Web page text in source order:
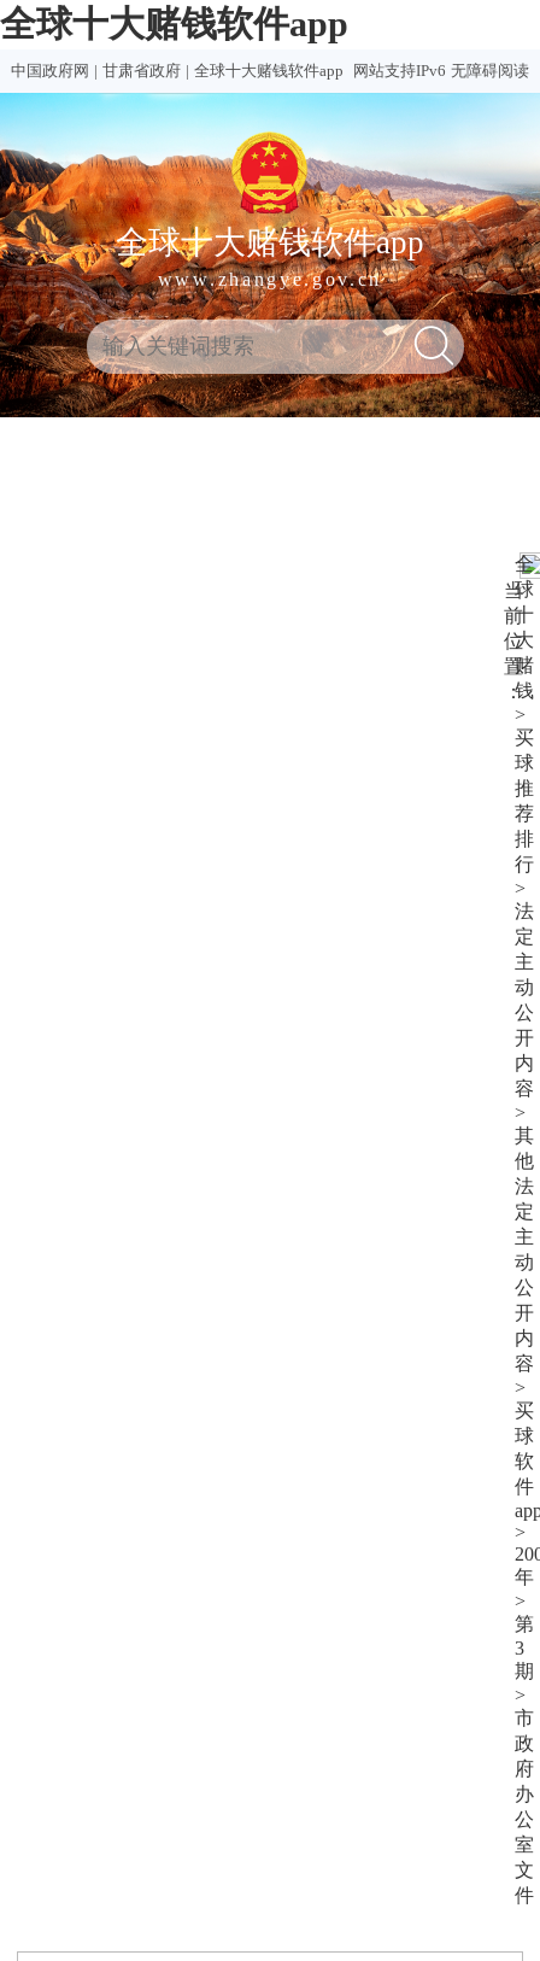
全球十大赌钱软件app
中国政府网 | 甘肃省政府 | 全球十大赌钱软件app 网站支持IPv6 无障碍阅读
全球十大赌钱软件app
www.zhangye.gov.cn
当
前
位
置
：
全
球
十
大
赌
钱
>
买
球
推
荐
排
行
>
法
定
主
动
公
开
内
容
>
其
他
法
定
主
动
公
开
内
容
>
买
球
软
件
>
年
>
第
3
期
>
市
政
府
办
公
室
文
件